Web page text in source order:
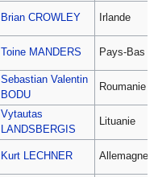
Brian CROWLEY Irlande
Toine MANDERS Pays-Bas
Sebastian Valentin
BODU
Roumanie
Vytautas
LANDSBERGIS
Lituanie
Kurt LECHNER Allemagne